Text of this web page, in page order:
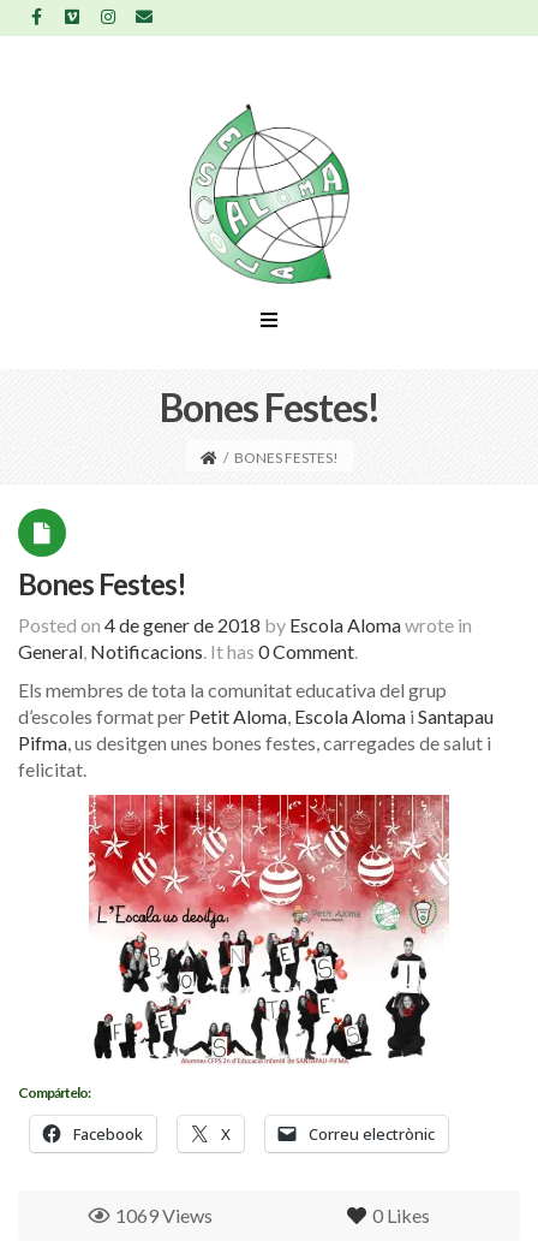
Bones Festes!
/ BONES FESTES!
Bones Festes!
Posted on 4 de gener de 2018 by Escola Alomawrote in
General, Notificacions. It has 0 Comment.
Els membres de tota la comunitat educativa del grup
d’escoles format per Petit Aloma, Escola Aloma i Santapau
Pifma, us desitgen unes bones festes, carregades de salut i
felicitat.
Compártelo:
Facebook X Correu electrònic
0 Likes
1069 Views